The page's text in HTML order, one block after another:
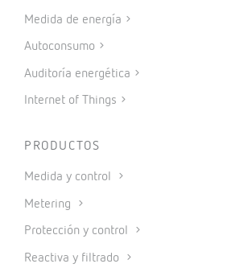
Medida de energía
Autoconsumo
Auditoría energética
Internet of Things
PRODUCTOS
Medida y control
Metering
Protección y control
Reactiva y filtrado